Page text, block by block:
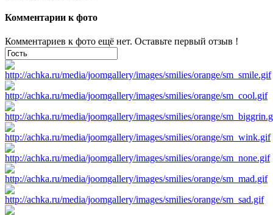
Комментарии к фото
Комментариев к фото ещё нет. Оставьте первый отзыв !